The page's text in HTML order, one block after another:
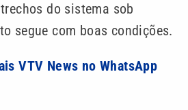
do sistema sob
segue com boas condições.
VTV News no WhatsApp